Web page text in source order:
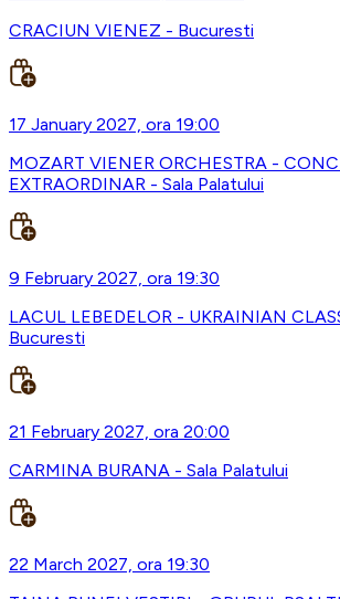
CRACIUN VIENEZ - Bucuresti
17 January 2027, ora 19:00
MOZART VIENER ORCHESTRA -
EXTRAORDINAR - Sala Palatului
9 February 2027, ora 19:30
LACUL LEBEDELOR - UKRAINIAN
Bucuresti
21 February 2027, ora 20:00
CARMINA BURANA - Sala Palatului
22 March 2027, ora 19:30